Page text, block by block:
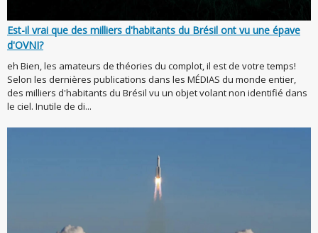
Est-il vrai que des milliers d'habitants du Brésil ont vu une épave
d'OVNI?
eh Bien, les amateurs de théories du complot, il est de votre temps!
Selon les dernières publications dans les MÉDIAS du monde entier,
des milliers d'habitants du Brésil vu un objet volant non identifié dans
le ciel. Inutile de di...